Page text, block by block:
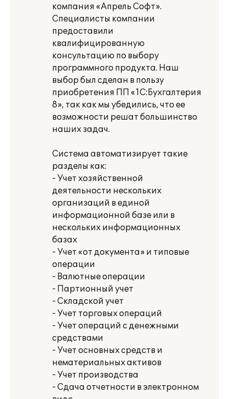
компания «Апрель Софт».
Специалисты компании
предоставили
квалифицированную
консультацию по выбору
программного продукта. Наш
выбор был сделан в пользу
приобретения ПП «1С:Бухгалтерия
8», так как мы убедились, что ее
возможности решат большинство
наших задач.
Система автоматизирует такие
разделы как:
- Учет хозяйственной
деятельности нескольких
организаций в единой
информационной базе или в
нескольких информационных
базах
- Учет «от документа» и типовые
операции
- Валютные операции
- Партионный учет
- Складской учет
- Учет торговых операций
- Учет операций с денежными
средствами
- Учет основных средств и
нематериальных активов
- Учет производства
- Сдача отчетности в электронном